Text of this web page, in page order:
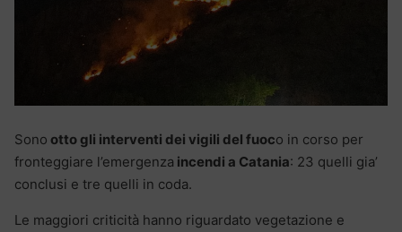
Sono otto gli interventi dei vigili del fuoco in corso per
fronteggiare l’emergenza incendi a Catania: 23 quelli gia’
conclusi e tre quelli in coda.
Le maggiori criticità hanno riguardato vegetazione e